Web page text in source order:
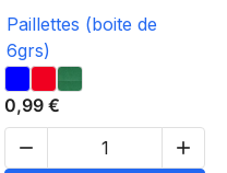
Paillettes (boite de
6grs)
0,99 €

